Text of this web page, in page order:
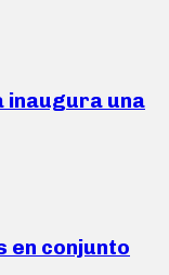
inaugura una
en conjunto